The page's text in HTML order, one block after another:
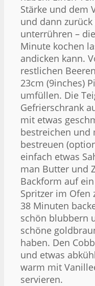
Stärke und dem
und dann
unterrühren –
Minute kochen
andicken kann.
restlichen
23cm (9inches)
umfüllen. Die
Gefrierschrank
mit etwas
bestreichen und
bestreuen
einfach etwas
man Butter und
Backform auf
Spritzer im Ofen
38 Minuten
schön blubbern
schöne
haben. Den
und etwas
warm mit
servieren.